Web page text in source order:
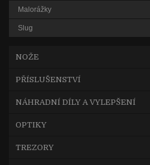
Malorážky
Slug
NOŽE
PŘÍSLUŠENSTVÍ
NÁHRADNÍ DÍLY A VYLEPŠENÍ
OPTIKY
TREZORY